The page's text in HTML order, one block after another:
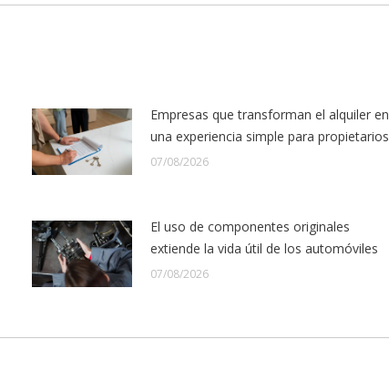
Empresas que transforman el alquiler en
una experiencia simple para propietarios
07/08/2026
El uso de componentes originales
extiende la vida útil de los automóviles
07/08/2026